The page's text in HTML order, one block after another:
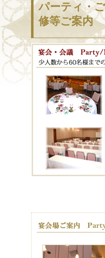
パーティ・
修等ご案内